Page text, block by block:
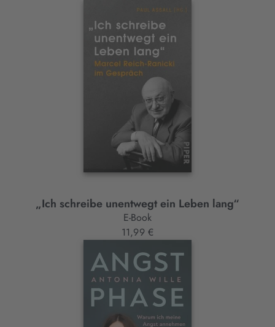
„Ich schreibe unentwegt ein Leben lang“
E-Book
11,99 €